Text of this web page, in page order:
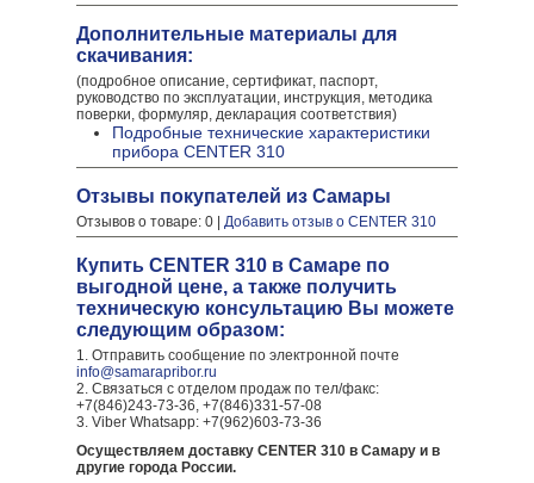
Дополнительные материалы для
скачивания:
(подробное описание, сертификат, паспорт,
руководство по эксплуатации, инструкция, методика
поверки, формуляр, декларация соответствия)
Подробные технические характеристики
прибора CENTER 310
Отзывы покупателей из Самары
Отзывов о товаре: 0 | Добавить отзыв о CENTER 310
Купить CENTER 310 в Самаре по
выгодной цене, а также получить
техническую консультацию Вы можете
следующим образом:
1. Отправить сообщение по электронной почте
info@samarapribor.ru
2. Связаться с отделом продаж по тел/факс:
+7(846)243-73-36, +7(846)331-57-08
3. Viber Whatsapp: +7(962)603-73-36
Осуществляем доставку CENTER 310 в Самару и в
другие города России.